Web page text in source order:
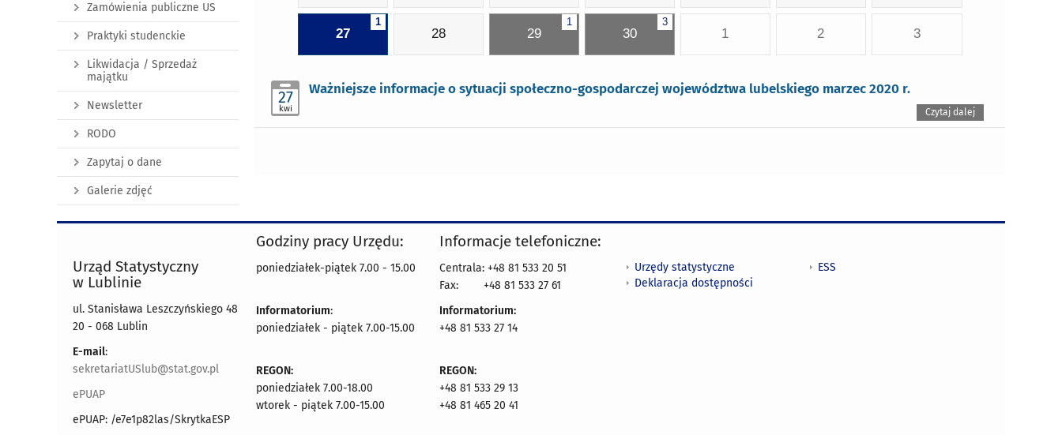
1
27 28
1
29
3
30 1 2 3
27
kwi
Ważniejsze informacje o sytuacji społeczno-gospodarczej województwa lubelskiego marzec 2020 r.
Czytaj dalej
Zamówienia publiczne US
Praktyki studenckie
Likwidacja / Sprzedaż
majątku
Newsletter
RODO
Zapytaj o dane
Galerie zdjęć
Urząd Statystyczny
w Lublinie
ul. Stanisława Leszczyńskiego 48
20 - 068 Lublin
E-mail:
sekretariatUSlub@stat.gov.pl
ePUAP
ePUAP: /e7e1p82las/SkrytkaESP
Godziny pracy Urzędu:
poniedziałek-piątek 7.00 - 15.00
Informatorium:
poniedziałek - piątek 7.00-15.00
REGON:
poniedziałek 7.00-18.00
wtorek - piątek 7.00-15.00
Informacje telefoniczne:
Centrala: +48 81 533 20 51
Fax:
+48 81 533 27 61
Informatorium:
+48 81 533 27 14
REGON:
+48 81 533 29 13
+48 81 465 20 41
Urzędy statystyczne
Deklaracja dostępności
ESS